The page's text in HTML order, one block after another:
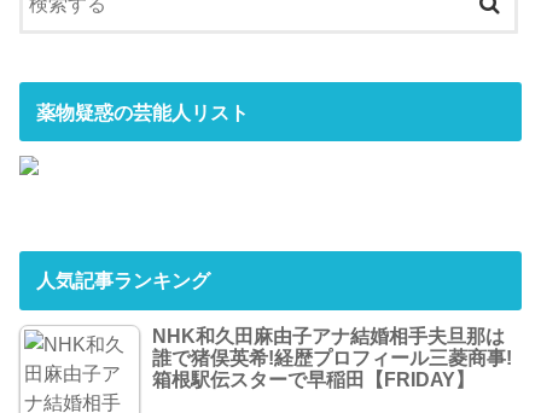
薬物疑惑の芸能人リスト
人気記事ランキング
NHK和久田麻由子アナ結婚相手夫旦那は
誰で猪俣英希!経歴プロフィール三菱商事!
箱根駅伝スターで早稲田【FRIDAY】